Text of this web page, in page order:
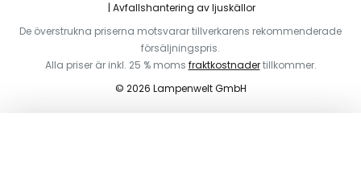
Avfallshantering av ljuskällor
De överstrukna priserna motsvarar tillverkarens rekommenderade
försäljningspris.
Alla priser är inkl. 25 % moms fraktkostnadertillkommer.
© 2026 Lampenwelt GmbH